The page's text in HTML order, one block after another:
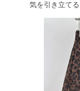
気を引き立てる